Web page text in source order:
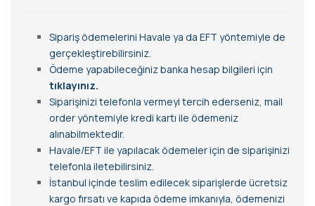
Sipariş ödemelerini Havale ya da EFT yöntemiyle de
gerçekleştirebilirsiniz.
Ödeme yapabileceğiniz banka hesap bilgileri için
tıklayınız.
Siparişinizi telefonla vermeyi tercih ederseniz, mail
order yöntemiyle kredi kartı ile ödemeniz
alınabilmektedir.
Havale/EFT ile yapılacak ödemeler için de siparişinizi
telefonla iletebilirsiniz.
İstanbul içinde teslim edilecek siparişlerde ücretsiz
kargo fırsatı ve kapıda ödeme imkanıyla, ödemenizi